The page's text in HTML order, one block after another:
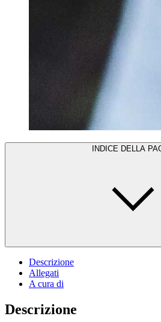
INDICE DELLA
Descrizione
Allegati
A cura di
Descrizione